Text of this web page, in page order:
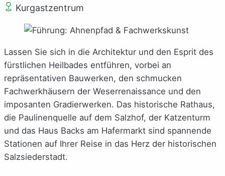
Kurgastzentrum
Lassen Sie sich in die Architektur und den Esprit des
fürstlichen Heilbades entführen, vorbei an
repräsentativen Bauwerken, den schmucken
Fachwerkhäusern der Weserrenaissance und den
imposanten Gradierwerken. Das historische Rathaus,
die Paulinenquelle auf dem Salzhof, der Katzenturm
und das Haus Backs am Hafermarkt sind spannende
Stationen auf Ihrer Reise in das Herz der historischen
Salzsiederstadt.